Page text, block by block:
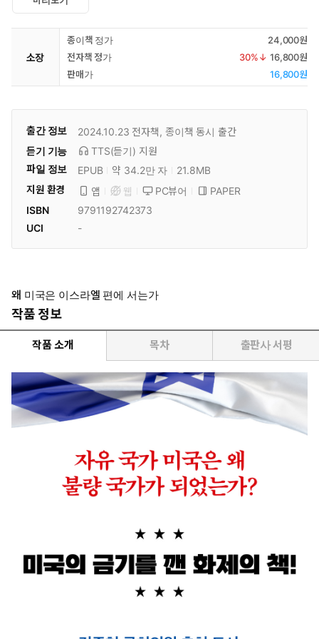
소장
종이책 정가
24,000원
전자책 정가
30%↓ 16,800원
판매가
16,800원
출간 정보 2024.10.23 전자책, 종이책 동시 출간
듣기 기능
TTS(듣기) 지원
파일 정보
EPUB 약 34.2만 자
21.8MB
지원 환경
앱 웹 PC뷰어
PAPER
ISBN
9791192742373
UCI
-
왜 미국은 이스라엘 편에 서는가
작품 정보
작품 소개 목차 출판사 서평